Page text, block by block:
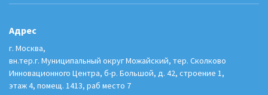
Адрес
г. Москва,
вн.тер.г. Муниципальный округ Можайский, тер. Сколково
Инновационного Центра, б-р. Большой, д. 42, строение 1,
этаж 4, помещ. 1413, раб место 7